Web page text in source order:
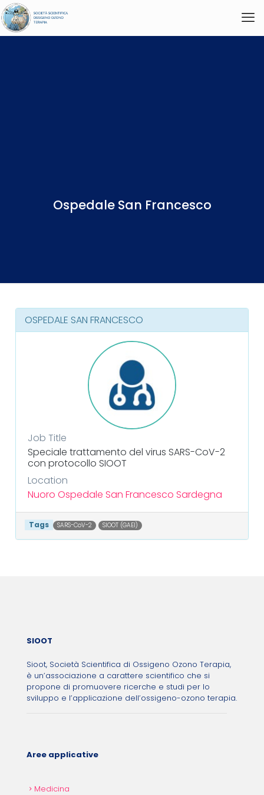
Ospedale San Francesco
OSPEDALE SAN FRANCESCO
Job Title
Speciale trattamento del virus SARS-CoV-2
con protocollo SIOOT
Location
Nuoro Ospedale San Francesco Sardegna
Tags SARS-CoV-2 SIOOT (GAEI)
SIOOT
Sioot, Società Scientifica di Ossigeno Ozono Terapia,
è un’associazione a carattere scientifico che si
propone di promuovere ricerche e studi per lo
sviluppo e l’applicazione dell’ossigeno-ozono terapia.
Aree applicative
Medicina